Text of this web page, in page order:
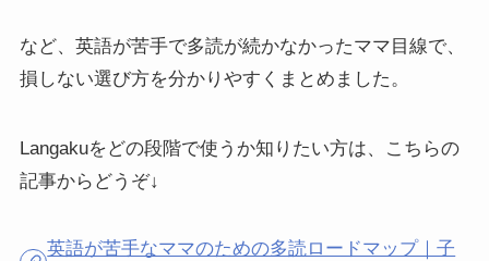
など、英語が苦手で多読が続かなかったママ目線で、
損しない選び方を分かりやすくまとめました。
Langakuをどの段階で使うか知りたい方は、こちらの
記事からどうぞ↓
英語が苦手なママのための多読ロードマップ｜子